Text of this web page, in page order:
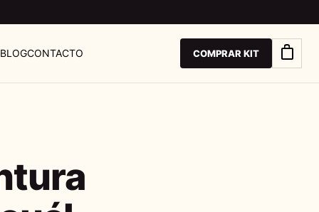
BLOGCONTACTO COMPRAR KIT